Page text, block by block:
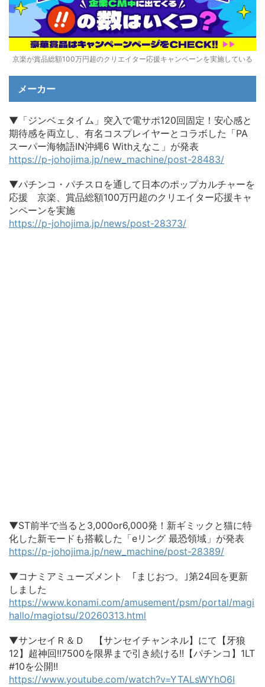
京楽が賞品総額100万円超のクリエイター応援キャンペーンを実施している
メーカー
▼「ジンベェタイム」突入で電サポ120回固定！安心感と
期待感を両立し、有名コスプレイヤーとコラボした「PA
スーパー海物語IN沖縄6 Withえなこ」が発表
https://p-johojima.jp/new_machine/post-28483/
▼パチンコ・パチスロを通して日本のポップカルチャーを
応援 京楽、賞品総額100万円超のクリエイター応援キャ
ンペーンを実施
https://p-johojima.jp/news/post-28373/
▼ST前半で当ると3,000or6,000発！新ギミックと猫に特
化した新モードも搭載した「eリング 最恐領域」が発表
https://p-johojima.jp/new_machine/post-28389/
▼コナミアミューズメント ｢まじおつ。｣第24回を更新
しました
https://www.konami.com/amusement/psm/portal/magi
hallo/magiotsu/20260313.html
▼サンセイＲ＆Ｄ 【サンセイチャンネル】にて【牙狼
12】超神回!!7500を限界まで引き続ける!!【パチンコ】1LT
#10を公開!!
https://www.youtube.com/watch?v=YTALsWYhO6I